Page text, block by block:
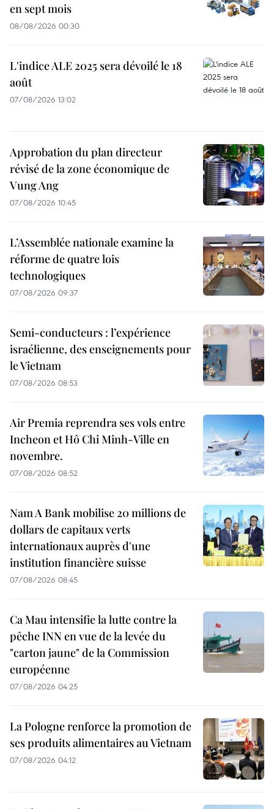
en sept mois
08/08/2026 00:30
L'indice ALE 2025 sera dévoilé le 18
août
07/08/2026 13:02
Approbation du plan directeur
révisé de la zone économique de
Vung Ang
07/08/2026 10:45
L’Assemblée nationale examine la
réforme de quatre lois
technologiques
07/08/2026 09:37
Semi-conducteurs : l’expérience
israélienne, des enseignements pour
le Vietnam
07/08/2026 08:53
Air Premia reprendra ses vols entre
Incheon et Hô Chi Minh-Ville en
novembre.
07/08/2026 08:52
Nam A Bank mobilise 20 millions de
dollars de capitaux verts
internationaux auprès d'une
institution financière suisse
07/08/2026 08:45
Ca Mau intensifie la lutte contre la
pêche INN en vue de la levée du
"carton jaune" de la Commission
européenne
07/08/2026 04:25
La Pologne renforce la promotion de
ses produits alimentaires au Vietnam
07/08/2026 04:12